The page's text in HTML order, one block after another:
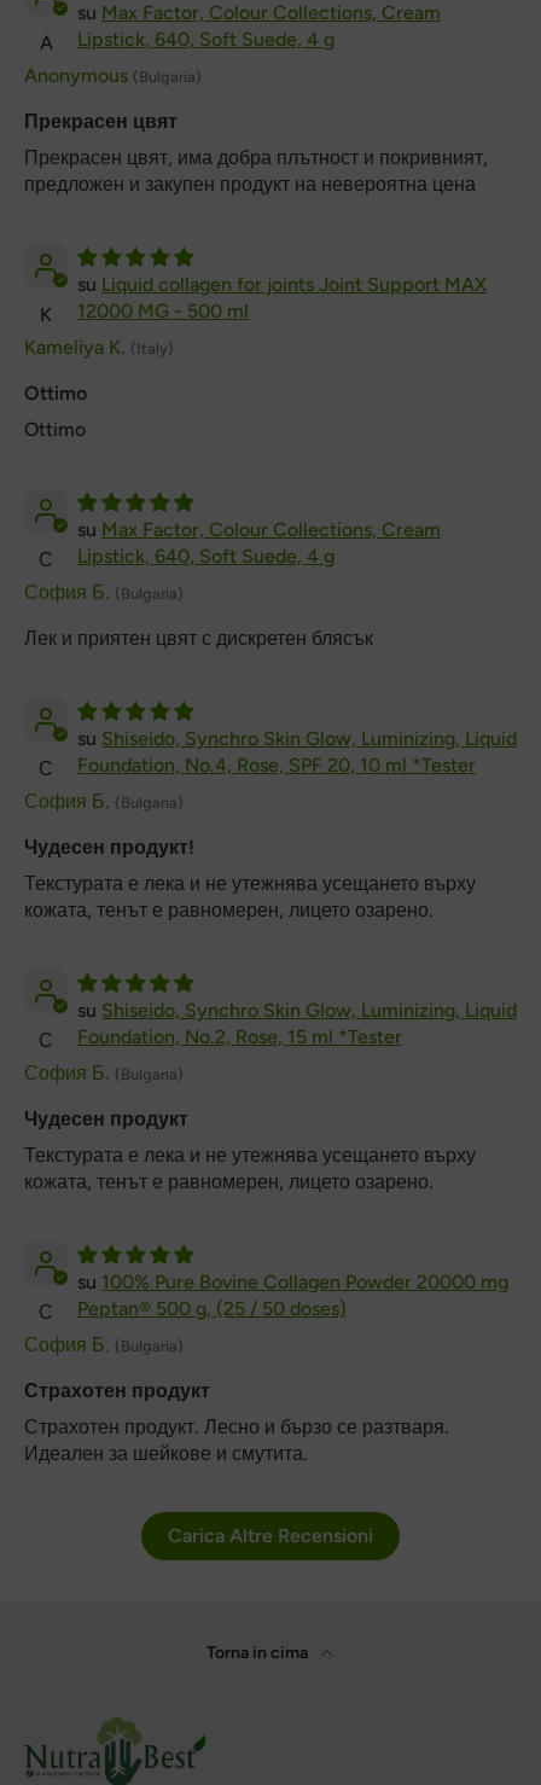
A
Max Factor, Colour Collections, Cream
Lipstick, 640, Soft Suede, 4 g
Anonymous (Bulgaria)
Прекрасен цвят
Прекрасен цвят, има добра плътност и покривният,
предложен и закупен продукт на невероятна цена
K
Liquid collagen for joints Joint Support MAX
12000 MG - 500 ml
Kameliya K. (Italy)
Ottimo
Ottimo
С
Max Factor, Colour Collections, Cream
Lipstick, 640, Soft Suede, 4 g
София Б. (Bulgaria)
Лек и приятен цвят с дискретен блясък
С
Shiseido, Synchro Skin Glow, Luminizing, Liquid
Foundation, No.4, Rose, SPF 20, 10 ml *Tester
София Б. (Bulgaria)
Чудесен продукт!
Текстурата е лека и не утежнява усещането върху
кожата, тенът е равномерен, лицето озарено.
С
Shiseido, Synchro Skin Glow, Luminizing, Liquid
Foundation, No.2, Rose, 15 ml *Tester
София Б. (Bulgaria)
Чудесен продукт
Текстурата е лека и не утежнява усещането върху
кожата, тенът е равномерен, лицето озарено.
С
100% Pure Bovine Collagen Powder 20000 mg
Peptan® 500 g, (25 / 50 doses)
София Б. (Bulgaria)
Страхотен продукт
Страхотен продукт. Лесно и бързо се разтваря.
Идеален за шейкове и смутита.
Carica Altre Recensioni
Torna in cima